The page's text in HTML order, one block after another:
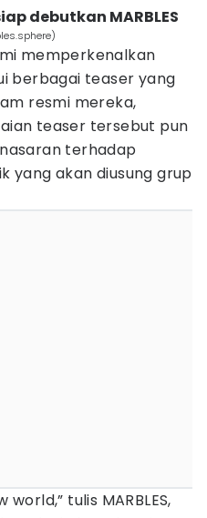
debutkan MARBLES
memperkenalkan
berbagai teaser yang
resmi mereka,
teaser tersebut pun
terhadap
yang akan diusung grup
tulis MARBLES,